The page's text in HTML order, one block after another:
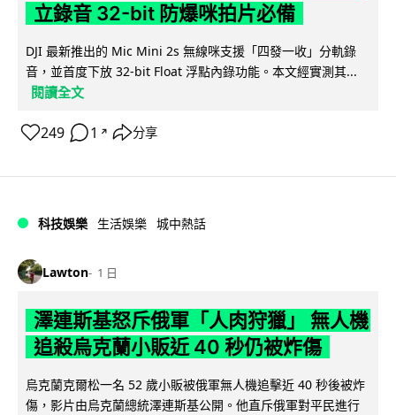
立錄音 32-bit 防爆咪拍片必備
DJI 最新推出的 Mic Mini 2s 無線咪支援「四發一收」分軌錄
音，並首度下放 32-bit Float 浮點內錄功能。本文經實測其...
閱讀全文
249 1 ↗ 分享
科技娛樂 生活娛樂 城中熱話
Lawton 1 日
澤連斯基怒斥俄軍「人肉狩獵」 無人機
追殺烏克蘭小販近 40 秒仍被炸傷
烏克蘭克爾松一名 52 歲小販被俄軍無人機追擊近 40 秒後被炸
傷，影片由烏克蘭總統澤連斯基公開。他直斥俄軍對平民進行